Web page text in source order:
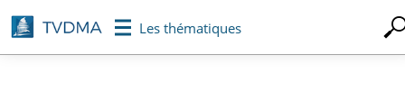
Aller
au
contenu
Les thématiques